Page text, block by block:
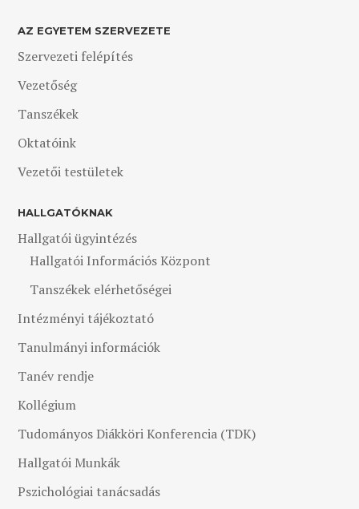
AZ EGYETEM SZERVEZETE
Szervezeti felépítés
Vezetőség
Tanszékek
Oktatóink
Vezetői testületek
HALLGATÓKNAK
Hallgatói ügyintézés
Hallgatói Információs Központ
Tanszékek elérhetőségei
Intézményi tájékoztató
Tanulmányi információk
Tanév rendje
Kollégium
Tudományos Diákköri Konferencia (TDK)
Hallgatói Munkák
Pszichológiai tanácsadás